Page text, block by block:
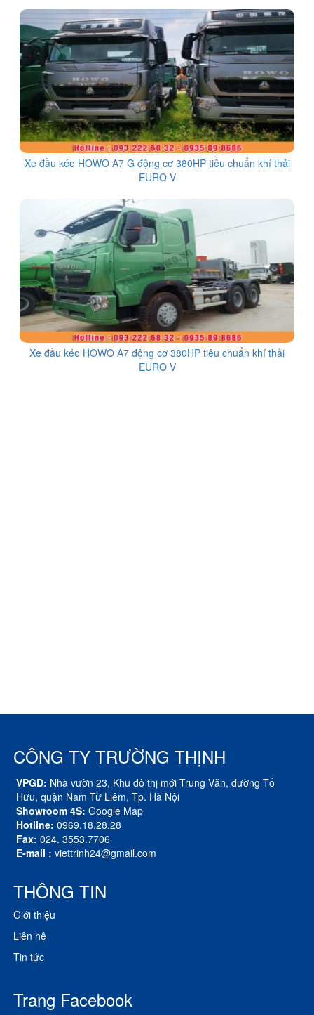
Xe đầu kéo HOWO A7 G động cơ 380HP tiêu chuẩn khí thải
EURO V
Xe đầu kéo HOWO A7 động cơ 380HP tiêu chuẩn khí thải
EURO V
CÔNG TY TRƯỜNG THỊNH
VPGD: Nhà vườn 23, Khu đô thị mới Trung Văn, đường Tố
Hữu, quận Nam Từ Liêm, Tp. Hà Nội
Showroom 4S: Google Map
Hotline: 0969.18.28.28
Fax: 024. 3553.7706
E-mail : viettrinh24@gmail.com
THÔNG TIN
Giới thiệu
Liên hệ
Tin tức
Trang Facebook